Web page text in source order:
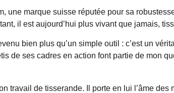
une marque suisse réputée pour sa
il est aujourd’hui plus vivant que jamais,
bien plus qu’un simple outil : c’est un
de ses cadres en action font partie de mon
travail de tisserande. Il porte en lui l’âme